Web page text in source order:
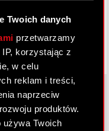
Twoich danych
przetwarzamy
korzystając z
w celu
reklam i treści,
naprzeciw
produktów.
używa Twoich